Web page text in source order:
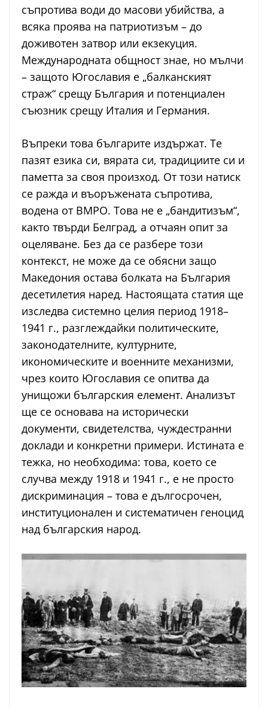
съпротива води до масови убийства, а
всяка проява на патриотизъм – до
доживотен затвор или екзекуция.
Международната общност знае, но мълчи
– защото Югославия е „балканският
страж“ срещу България и потенциален
съюзник срещу Италия и Германия.
Въпреки това българите издържат. Те
пазят езика си, вярата си, традициите си и
паметта за своя произход. От този натиск
се ражда и въоръжената съпротива,
водена от ВМРО. Това не е „бандитизъм“,
както твърди Белград, а отчаян опит за
оцеляване. Без да се разбере този
контекст, не може да се обясни защо
Македония остава болката на България
десетилетия наред. Настоящата статия ще
изследва системно целия период 1918–
1941 г., разглеждайки политическите,
законодателните, културните,
икономическите и военните механизми,
чрез които Югославия се опитва да
унищожи българския елемент. Анализът
ще се основава на исторически
документи, свидетелства, чуждестранни
доклади и конкретни примери. Истината е
тежка, но необходима: това, което се
случва между 1918 и 1941 г., е не просто
дискриминация – това е дългосрочен,
институционален и систематичен геноцид
над българския народ.